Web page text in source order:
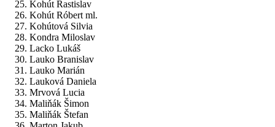
Kohút Rastislav
Kohút Róbert ml.
Kohútová Silvia
Kondra Miloslav
Lacko Lukáš
Lauko Branislav
Lauko Marián
Lauková Daniela
Mrvová Lucia
Maliňák Šimon
Maliňák Štefan